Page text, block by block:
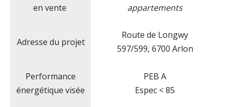
en vente
appartements
Adresse du projet
Route de Longwy
597/599, 6700 Arlon
Performance
énergétique visée
PEB A
Espec < 85